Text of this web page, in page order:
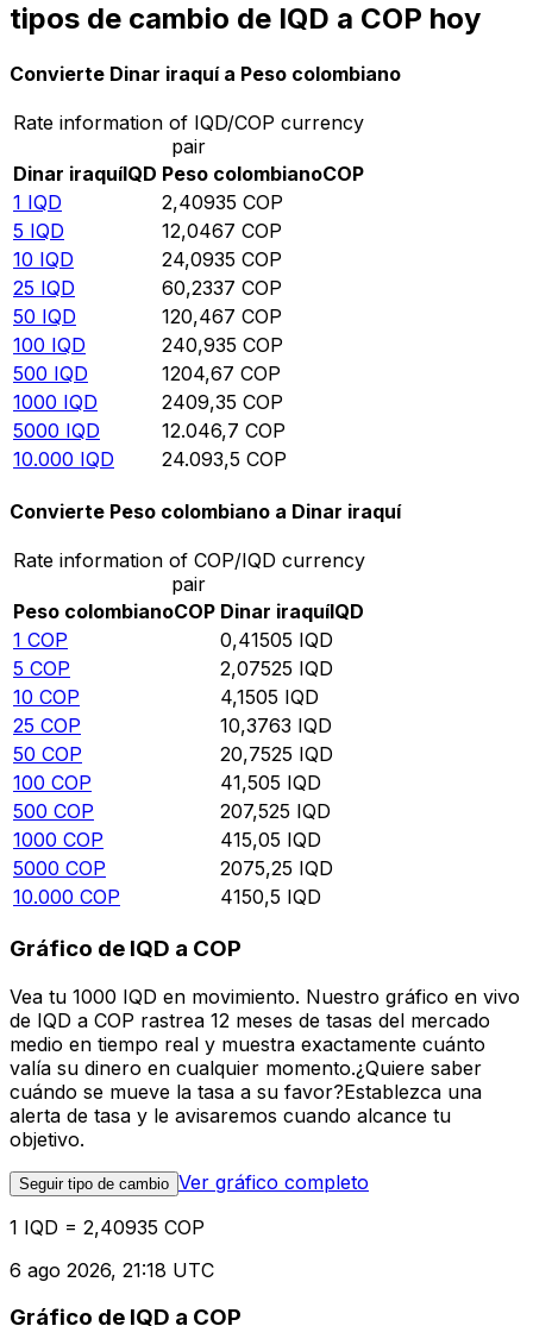
tipos de cambio de IQD a COP hoy
Convierte Dinar iraquí a Peso colombiano
Rate information of IQD/COP currency
pair
Dinar iraquíIQD Peso colombianoCOP
1 IQD 2,40935 COP
5 IQD 12,0467 COP
10 IQD 24,0935 COP
25 IQD 60,2337 COP
50 IQD 120,467 COP
100 IQD 240,935 COP
500 IQD 1204,67 COP
1000 IQD 2409,35 COP
5000 IQD 12.046,7 COP
10.000 IQD 24.093,5 COP
Convierte Peso colombiano a Dinar iraquí
Rate information of COP/IQD currency
pair
Peso colombianoCOP Dinar iraquíIQD
1 COP 0,41505 IQD
5 COP 2,07525 IQD
10 COP 4,1505 IQD
25 COP 10,3763 IQD
50 COP 20,7525 IQD
100 COP 41,505 IQD
500 COP 207,525 IQD
1000 COP 415,05 IQD
5000 COP 2075,25 IQD
10.000 COP 4150,5 IQD
Gráfico de IQD a COP
Vea tu 1000 IQD en movimiento. Nuestro gráfico en vivo
de IQD a COP rastrea 12 meses de tasas del mercado
medio en tiempo real y muestra exactamente cuánto
valía su dinero en cualquier momento.¿Quiere saber
cuándo se mueve la tasa a su favor?Establezca una
alerta de tasa y le avisaremos cuando alcance tu
objetivo.
Seguir tipo de cambio Ver gráfico completo
1 IQD = 2,40935 COP
6 ago 2026, 21:18 UTC
Gráfico de IQD a COP